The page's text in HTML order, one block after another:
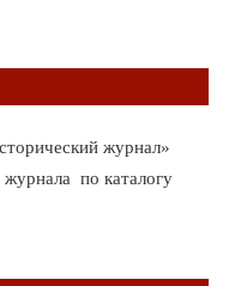
журнал»
по каталогу